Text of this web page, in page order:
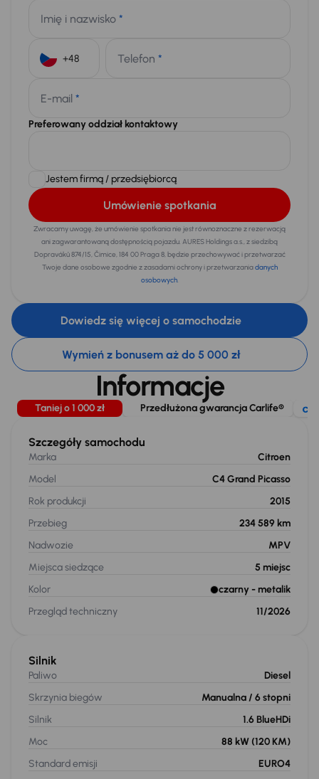
Imię i nazwisko *
Telefon *
E-mail *
Preferowany oddział kontaktowy
Jestem firmą / przedsiębiorcą
Umówienie spotkania
Zwracamy uwagę, że umówienie spotkania nie jest równoznaczne z rezerwacją
ani zagwarantowaną dostępnością pojazdu. AURES Holdings a.s., z siedzibą
Dopraváků 874/15, Čimice, 184 00 Praga 8, będzie przechowywać i przetwarzać
Twoje dane osobowe zgodnie z zasadami ochrony i przetwarzaniadanych
osobowych.
Dowiedz się więcej o samochodzie
Wymień z bonusem aż do 5 000 zł
Informacje
Taniej o 1 000 zł Przedłużona gwarancja Carlife®
Szczegóły samochodu
Marka
Citroen
Model
C4 Grand Picasso
Rok produkcji
2015
Przebieg
234 589 km
Nadwozie
MPV
Miejsca siedzące
5 miejsc
Kolor
czarny - metalik
Przegląd techniczny
11/2026
Silnik
Paliwo
Diesel
Skrzynia biegów
Manualna / 6 stopni
Silnik
1.6 BlueHDi
Moc
88 kW (120 KM)
Standard emisji
EURO4